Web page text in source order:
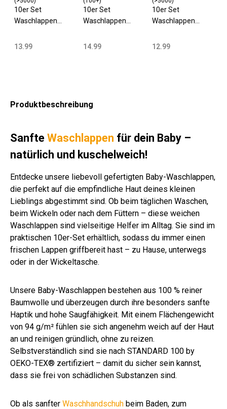
10er Set
Waschlappen
Baumwolle weiß
13.99
10er Set
Waschlappen
Baumwolle weiß
14.99
10er Set
Waschlappen
Baumwolle weiß
12.99
Produktbeschreibung
Sanfte Waschlappen für dein Baby –
natürlich und kuschelweich!
Entdecke unsere liebevoll gefertigten Baby-Waschlappen,
die perfekt auf die empfindliche Haut deines kleinen
Lieblings abgestimmt sind. Ob beim täglichen Waschen,
beim Wickeln oder nach dem Füttern – diese weichen
Waschlappen sind vielseitige Helfer im Alltag. Sie sind im
praktischen 10er-Set erhältlich, sodass du immer einen
frischen Lappen griffbereit hast – zu Hause, unterwegs
oder in der Wickeltasche.
Unsere Baby-Waschlappen bestehen aus 100 % reiner
Baumwolle und überzeugen durch ihre besonders sanfte
Haptik und hohe Saugfähigkeit. Mit einem Flächengewicht
von 94 g/m² fühlen sie sich angenehm weich auf der Haut
an und reinigen gründlich, ohne zu reizen.
Selbstverständlich sind sie nach STANDARD 100 by
OEKO-TEX® zertifiziert – damit du sicher sein kannst,
dass sie frei von schädlichen Substanzen sind.
Ob als sanfter Waschhandschuh beim Baden, zum